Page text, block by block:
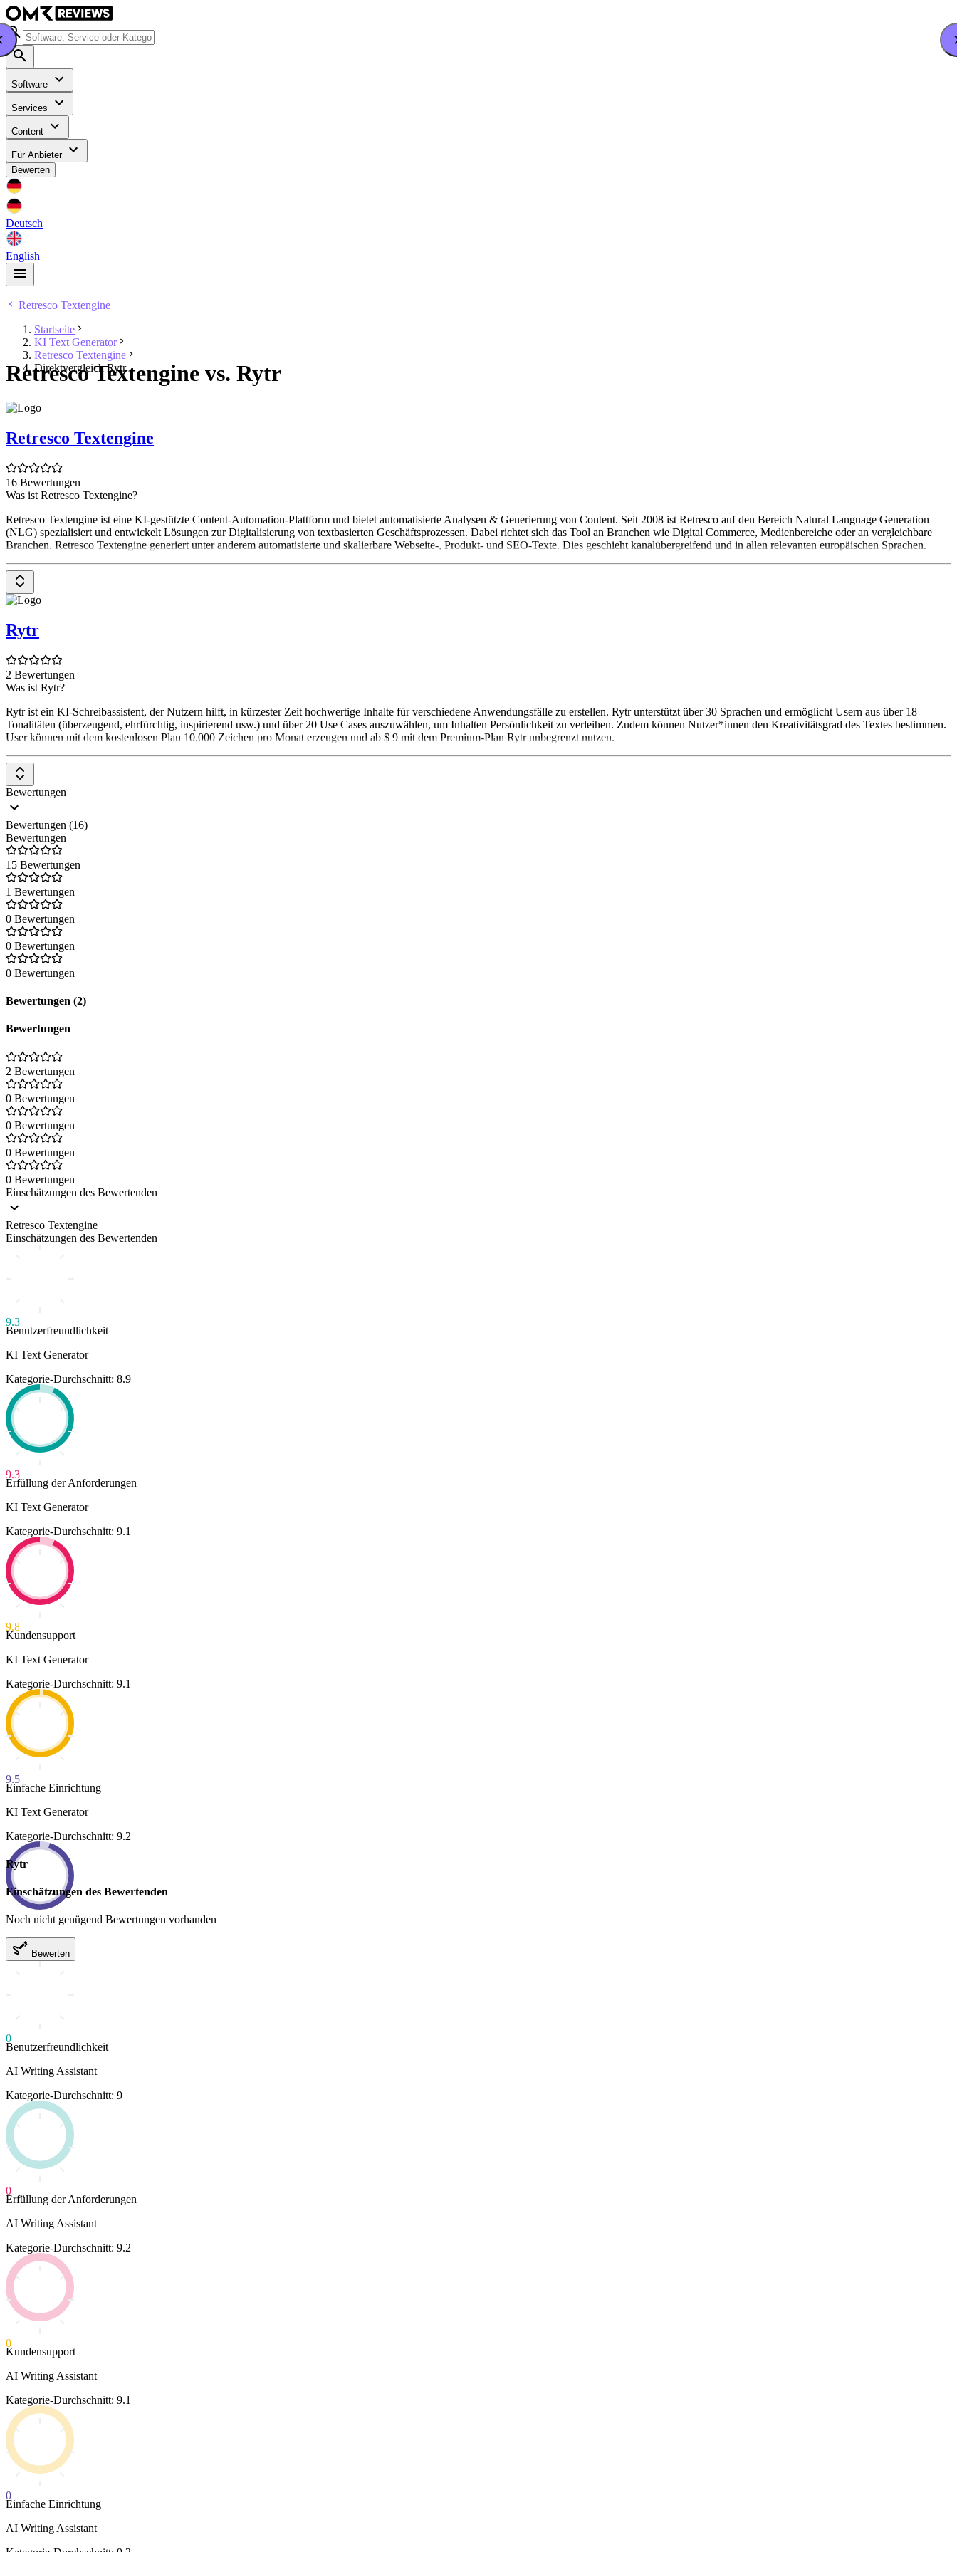
Software
Services
Content
Für Anbieter
Bewerten
Deutsch
English
Retresco Textengine
Startseite
KI Text Generator
Retresco Textengine
Direktvergleich Rytr
Retresco Textengine vs. Rytr
Retresco Textengine
16 Bewertungen
Was ist Retresco Textengine?
Retresco Textengine ist eine KI-gestützte Content-Automation-Plattform und bietet automatisierte Analysen & Generierung von Content. Seit 2008 ist Retresco auf den Bereich Natural Language Generation
(NLG) spezialisiert und entwickelt Lösungen zur Digitalisierung von textbasierten Geschäftsprozessen. Dabei richtet sich das Tool an Branchen wie Digital Commerce, Medienbereiche oder an vergleichbare
Branchen. Retresco Textengine generiert unter anderem automatisierte und skalierbare Webseite-, Produkt- und SEO-Texte. Dies geschieht kanalübergreifend und in allen relevanten europäischen Sprachen.
Rytr
2 Bewertungen
Was ist Rytr?
Rytr ist ein KI-Schreibassistent, der Nutzern hilft, in kürzester Zeit hochwertige Inhalte für verschiedene Anwendungsfälle zu erstellen. Rytr unterstützt über 30 Sprachen und ermöglicht Usern aus über 18
Tonalitäten (überzeugend, ehrfürchtig, inspirierend usw.) und über 20 Use Cases auszuwählen, um Inhalten Persönlichkeit zu verleihen. Zudem können Nutzer*innen den Kreativitätsgrad des Textes bestimmen.
User können mit dem kostenlosen Plan 10.000 Zeichen pro Monat erzeugen und ab $ 9 mit dem Premium-Plan Rytr unbegrenzt nutzen.
Bewertungen
Bewertungen (16)
Bewertungen
15 Bewertungen
1 Bewertungen
0 Bewertungen
0 Bewertungen
0 Bewertungen
Bewertungen (2)
Bewertungen
2 Bewertungen
0 Bewertungen
0 Bewertungen
0 Bewertungen
0 Bewertungen
Einschätzungen des Bewertenden
Retresco Textengine
Einschätzungen des Bewertenden
9.3
Benutzerfreundlichkeit
KI Text Generator
Kategorie-Durchschnitt: 8.9
9.3
Erfüllung der Anforderungen
KI Text Generator
Kategorie-Durchschnitt: 9.1
9.8
Kundensupport
KI Text Generator
Kategorie-Durchschnitt: 9.1
9.5
Einfache Einrichtung
KI Text Generator
Kategorie-Durchschnitt: 9.2
Rytr
Einschätzungen des Bewertenden
Noch nicht genügend Bewertungen vorhanden
Bewerten
0
Benutzerfreundlichkeit
AI Writing Assistant
Kategorie-Durchschnitt: 9
0
Erfüllung der Anforderungen
AI Writing Assistant
Kategorie-Durchschnitt: 9.2
0
Kundensupport
AI Writing Assistant
Kategorie-Durchschnitt: 9.1
0
Einfache Einrichtung
AI Writing Assistant